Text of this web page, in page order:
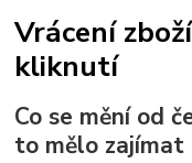
Vrácení
kliknutí
Co se mění od
to mělo zajímat